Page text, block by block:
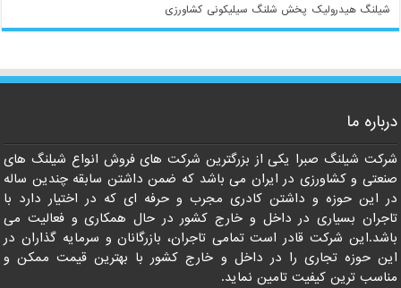
شیلنگ هیدرولیک پخش شلنگ سیلیکونی کشاورزی
درباره ما
شرکت شیلنگ صبرا یکی از بزرگترین شرکت های فروش انواع شیلنگ های
صنعتی و کشاورزی در ایران می باشد که ضمن داشتن سابقه چندین ساله
در این حوزه و داشتن کادری مجرب و حرفه ای که در اختیار دارد با
تاجران بسیاری در داخل و خارج کشور در حال همکاری و فعالیت می
باشد.این شرکت قادر است تمامی تاجران، بازرگانان و سرمایه گذاران در
این حوزه تجاری را در داخل و خارج کشور با بهترین قیمت ممکن و
مناسب ترین کیفیت تامین نماید.